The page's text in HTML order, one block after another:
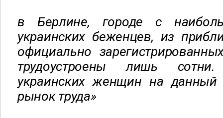
в Берлине, городе с
украинских беженцев, из
официально
трудоустроены лишь
украинских женщин на
рынок труда»